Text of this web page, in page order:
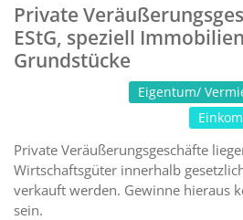
Private
EStG, speziell
Grundstücke
Eigentum/
Private Veräußerungsgeschäfte
Wirtschaftsgüter innerhalb
verkauft werden. Gewinne hieraus
sein.